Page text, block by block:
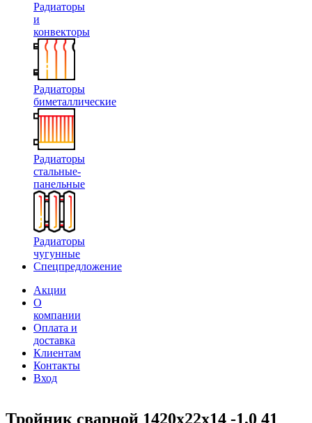
Радиаторы
и
конвекторы
Радиаторы
биметаллические
Радиаторы
стальные-
панельные
Радиаторы
чугунные
Спецпредложение
Акции
О
компании
Оплата и
доставка
Клиентам
Контакты
Вход
Тройник сварной 1420х22х14 -1,0 41